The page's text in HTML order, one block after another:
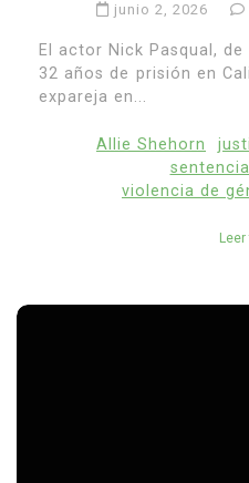
junio 2, 2026
El actor Nick Pasqual,
32 años de prisión en
expareja en...
Allie Shehorn
violencia de